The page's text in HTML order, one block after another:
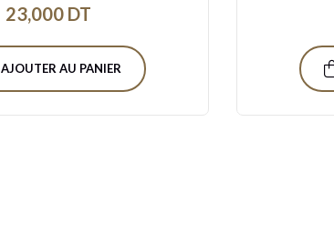
23,000 DT
AJOUTER AU PANIER